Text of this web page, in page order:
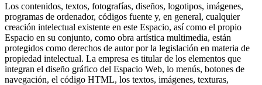
Los contenidos, textos, fotografías, diseños, logotipos, imágenes,
programas de ordenador, códigos fuente y, en general, cualquier
creación intelectual existente en este Espacio, así como el propio
Espacio en su conjunto, como obra artística multimedia, están
protegidos como derechos de autor por la legislación en materia de
propiedad intelectual. La empresa es titular de los elementos que
integran el diseño gráfico del Espacio Web, lo menús, botones de
navegación, el código HTML, los textos, imágenes, texturas,